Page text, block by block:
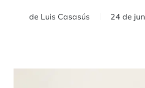
de Luis Casasús 24 de